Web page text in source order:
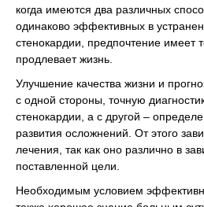
когда имеются два различных
одинаково эффективных в
стенокардии, предпочтение имеет
продлевает жизнь.
Улучшение качества жизни и
с одной стороны, точную
стенокардии, а с другой –
развития осложнений. От этого
лечения, так как оно различно в
поставленной цели.
Необходимым условием